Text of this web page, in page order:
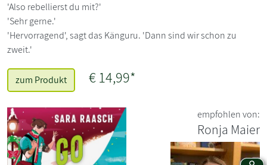
'Also rebellierst du mit?'
'Sehr gerne.'
'Hervorragend', sagt das Känguru. 'Dann sind wir schon zu
zweit.'
zum Produkt € 14,99*
empfohlen von:
Ronja Maier